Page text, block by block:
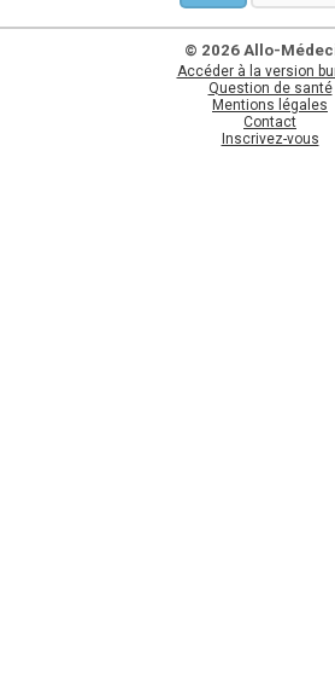
© 2026 Allo-
Accéder à la version
Question de santé
Mentions légales
Contact
Inscrivez-vous